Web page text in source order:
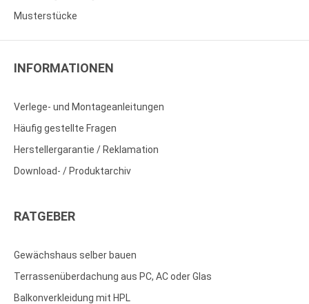
Musterstücke
INFORMATIONEN
Verlege- und Montageanleitungen
Häufig gestellte Fragen
Herstellergarantie / Reklamation
Download- / Produktarchiv
RATGEBER
Gewächshaus selber bauen
Terrassenüberdachung aus PC, AC oder Glas
Balkonverkleidung mit HPL